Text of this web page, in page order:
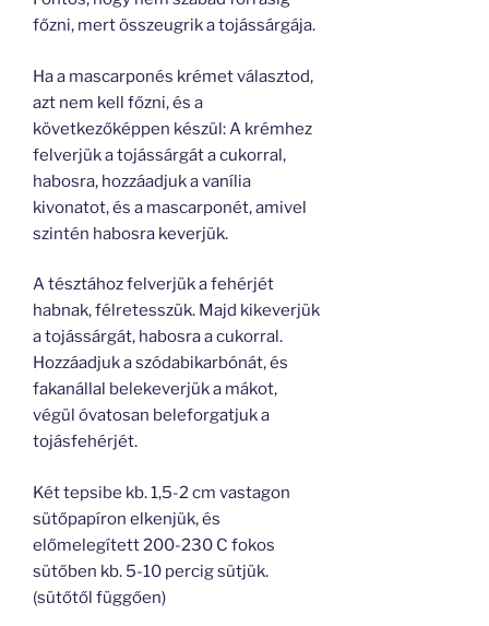
főzni, mert összeugrik a tojássárgája.
Ha a mascarponés krémet választod,
azt nem kell főzni, és a
következőképpen készül: A krémhez
felverjük a tojássárgát a cukorral,
habosra, hozzáadjuk a vanília
kivonatot, és a mascarponét, amivel
szintén habosra keverjük.
A tésztához felverjük a fehérjét
habnak, félretesszük. Majd kikeverjük
a tojássárgát, habosra a cukorral.
Hozzáadjuk a szódabikarbónát, és
fakanállal belekeverjük a mákot,
végül óvatosan beleforgatjuk a
tojásfehérjét.
Két tepsibe kb. 1,5-2 cm vastagon
sütőpapíron elkenjük, és
előmelegített 200-230 C fokos
sütőben kb. 5-10 percig sütjük.
(sütőtől függően)